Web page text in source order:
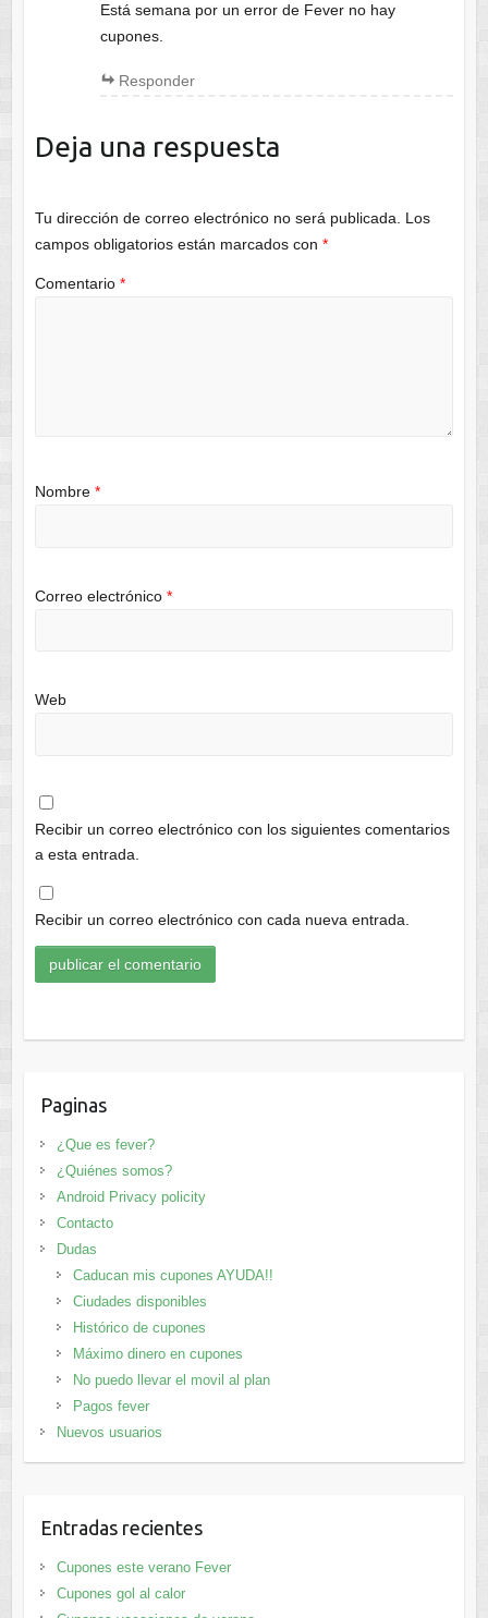
Está semana por un error de Fever no hay
cupones.
Responder
Deja una respuesta
Tu dirección de correo electrónico no será publicada. Los
campos obligatorios están marcados con *
Comentario *
Nombre *
Correo electrónico *
Web
Recibir un correo electrónico con los siguientes comentarios
a esta entrada.
Recibir un correo electrónico con cada nueva entrada.
Paginas
¿Que es fever?
¿Quiénes somos?
Android Privacy policity
Contacto
Dudas
Caducan mis cupones AYUDA!!
Ciudades disponibles
Histórico de cupones
Máximo dinero en cupones
No puedo llevar el movil al plan
Pagos fever
Nuevos usuarios
Entradas recientes
Cupones este verano Fever
Cupones gol al calor